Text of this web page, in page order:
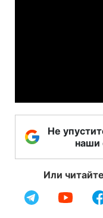
Не
наши
Или